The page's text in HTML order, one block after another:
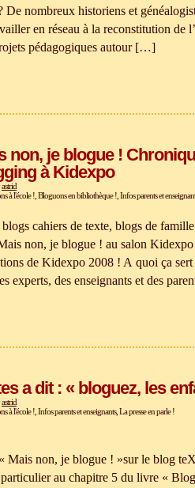
De nombreux historiens et
en réseau à la reconstitution de
pédagogiques autour […]
non, je blogue !
à Kidexpo
astrid
à l'école ! Bloguons en bibliothèque ! Infos parents et
cahiers de texte, blogs de
non, je blogue ! au salon
de Kidexpo 2008 ! A quoi ça sert
experts, des enseignants et des
a dit : « bloguez, les
astrid
à l'école ! Infos parents et enseignants, La presse en parle !
Mais non, je blogue ! »sur le blog
particulier au chapitre 5 du livre «